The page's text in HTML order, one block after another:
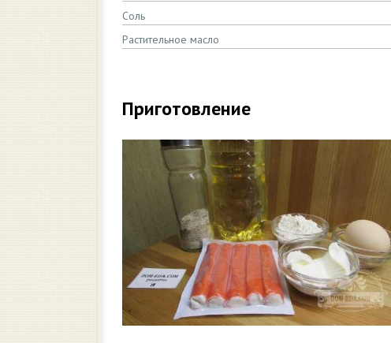
Соль
Растительное масло
Приготовление